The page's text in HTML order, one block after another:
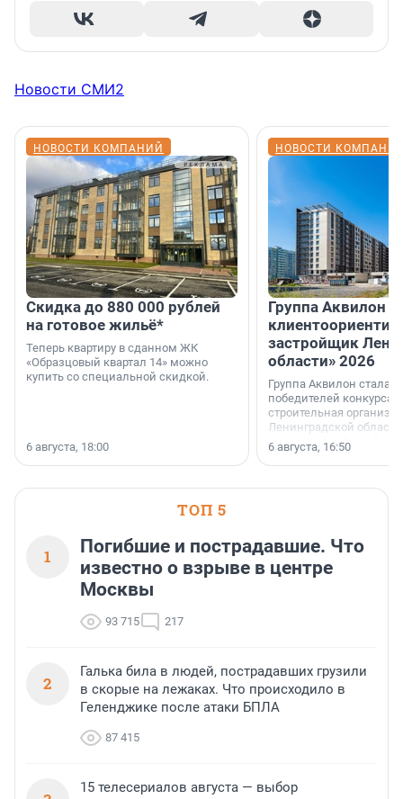
Новости СМИ2
НОВОСТИ КОМПАНИЙ
Скидка до 880 000 рублей
на готовое жильё*
Теперь квартиру в сданном ЖК
«Образцовый квартал 14» можно
купить со специальной скидкой.
6 августа, 18:00
НОВОСТИ
Группа Аквилон
застройщик
области» 2026
Группа Аквилон стала
победителей конкурса
строительная
Ленинградской области
номинации «Самый
застройщик
области».
6 августа, 16:50
ТОП 5
1
Погибшие и пострадавшие. Что
известно о взрыве в центре
Москвы
93 715 217
2
Галька била в людей, пострадавших грузили
в скорые на лежаках. Что происходило в
Геленджике после атаки БПЛА
87 415
15 телесериалов августа — выбор